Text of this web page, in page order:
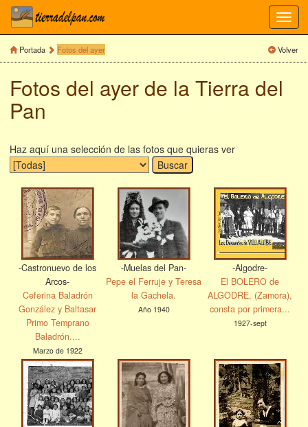
Portada Fotos del ayer Volver
Fotos del ayer de la Tierra del
Pan
Haz aquí una selección de las fotos que quieras ver
-Castronuevo de los
Arcos-
Ceferina Baladrón
González y Baltasar
Primo Temprano
Baladrón....
Marzo de 1922
-Muelas del Pan-
Pepe el Ferruje y Teresa
la Gachela.
Año 1940
-Algodre-
El BOLERO de
ALGODRE, (Zamora),
consta por primera...
1927-sept